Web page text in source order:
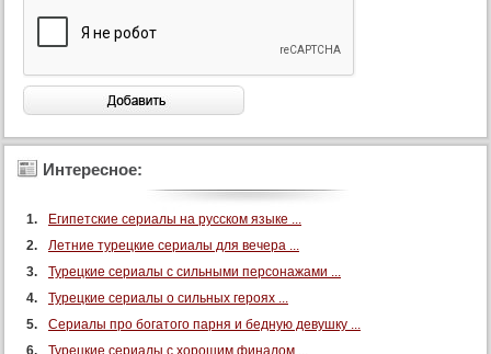
Интересное:
Египетские сериалы на русском языке ...
Летние турецкие сериалы для вечера ...
Турецкие сериалы с сильными персонажами ...
Турецкие сериалы о сильных героях ...
Сериалы про богатого парня и бедную девушку ...
Турецкие сериалы с хорошим финалом ...